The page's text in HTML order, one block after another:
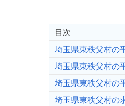
目次
埼玉県東秩父村の
埼玉県東秩父村の
埼玉県東秩父村の
埼玉県東秩父村の